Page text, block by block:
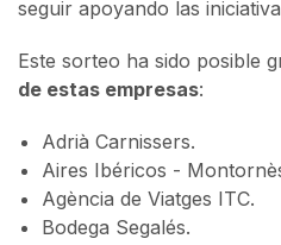
seguir apoyando las
Este sorteo ha sido posible
de estas empresas:
Adrià Carnissers.
Aires Ibéricos -
Agència de Viatges ITC.
Bodega Segalés.